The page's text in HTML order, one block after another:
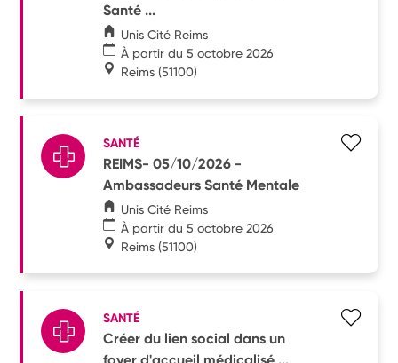
Santé ...
Unis Cité Reims
À partir du 5 octobre 2026
Reims (51100)
SANTÉ
REIMS- 05/10/2026 -
Ambassadeurs Santé Mentale
Unis Cité Reims
À partir du 5 octobre 2026
Reims (51100)
SANTÉ
Créer du lien social dans un
foyer d'accueil médicalisé ...